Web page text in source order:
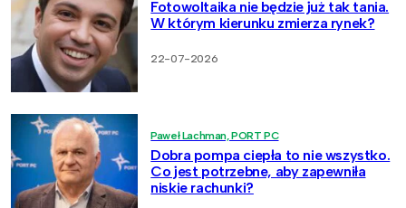
Fotowoltaika nie będzie już tak tania.
W którym kierunku zmierza rynek?
22-07-2026
Paweł Lachman, PORT PC
Dobra pompa ciepła to nie wszystko.
Co jest potrzebne, aby zapewniła
niskie rachunki?